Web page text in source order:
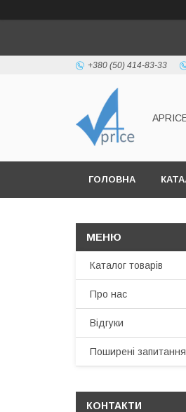
+380 (50) 414-83-33
ГОЛОВНА
Каталог товарів
Про нас
Відгуки
Поширені запитання
КОНТАКТИ